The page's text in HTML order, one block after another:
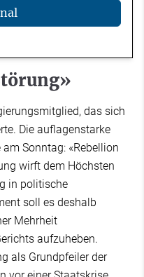
das sich
Die auflagenstarke
Sonntag: «Rebellion
wirft dem Höchsten
in politische
soll es deshalb
Mehrheit
aufzuheben.
als Grundpfeiler der